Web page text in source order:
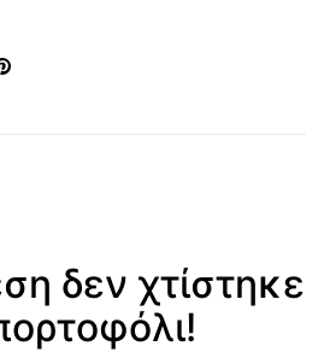
δεν χτίστηκε